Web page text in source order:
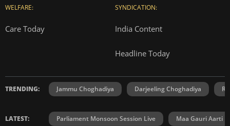
WELFARE:
Care Today
SYNDICATION:
India Content
Headline Today
TRENDING: Jammu Choghadiya Darjeeling Choghadiya
LATEST: Parliament Monsoon Session Live Maa Gauri Aarti